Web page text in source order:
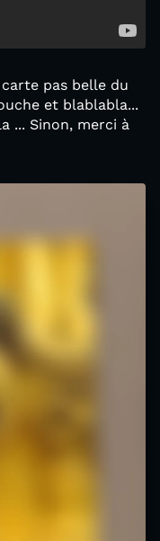
carte pas belle du
et blablabla...
... Sinon, merci à